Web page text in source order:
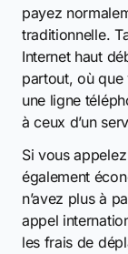
payez
traditionnelle.
Internet haut
partout, où
une ligne
à ceux d’un
Si vous
également
n’avez plus à
appel
les frais de